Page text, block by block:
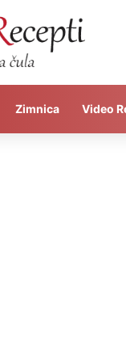
Zimnica Video